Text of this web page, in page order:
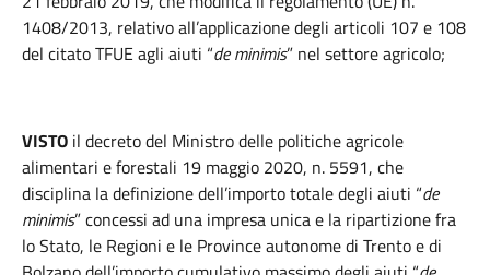
1408/2013, relativo all’applicazione degli articoli 107 e 108
del citato TFUE agli aiuti “de minimis” nel settore agricolo;
VISTO il decreto del Ministro delle politiche agricole
alimentari e forestali 19 maggio 2020, n. 5591, che
disciplina la definizione dell’importo totale degli aiuti “de
minimis” concessi ad una impresa unica e la ripartizione fra
lo Stato, le Regioni e le Province autonome di Trento e di